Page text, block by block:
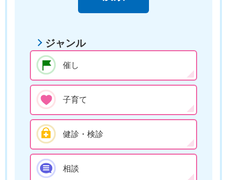
ジャンル
催し
子育て
健診・検診
相談